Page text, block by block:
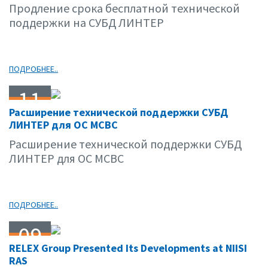
Продление срока бесплатной технической
поддержки на СУБД ЛИНТЕР
ПОДРОБНЕЕ..
11
02.09
Расширение технической поддержки СУБД
ЛИНТЕР для ОС МСВС
Расширение технической поддержки СУБД
ЛИНТЕР для ОС МСВС
ПОДРОБНЕЕ..
09
02.09
RELEX Group Presented Its Developments at NIISI
RAS